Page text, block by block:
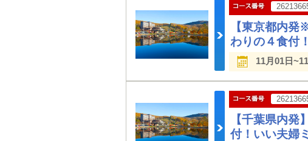
【東京都内
わりの４食付
11月01日
【千葉県内
付！いい夫婦